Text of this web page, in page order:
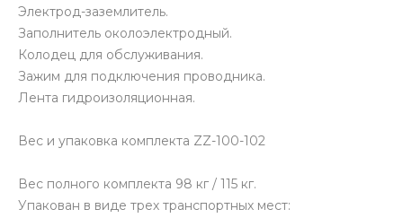
Электрод-заземлитель.
Заполнитель околоэлектродный.
Колодец для обслуживания.
Зажим для подключения проводника.
Лента гидроизоляционная.
Вес и упаковка комплекта ZZ-100-102
Вес полного комплекта 98 кг / 115 кг.
Упакован в виде трех транспортных мест: